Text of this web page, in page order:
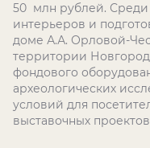
50 млн рублей. Среди
интерьеров и
доме А.А. Орловой-
территории
фондового
археологических
условий для
выставочных